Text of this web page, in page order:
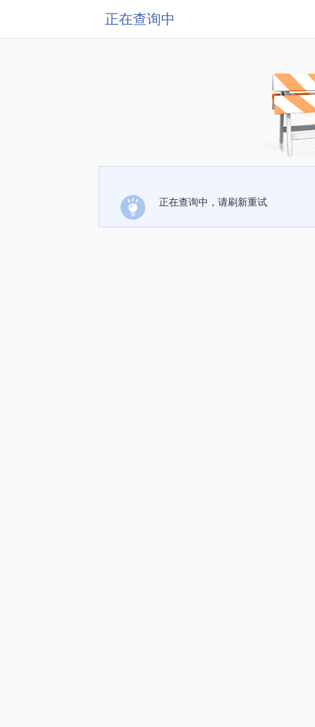
正在查询中
正在查询中，请刷新重试